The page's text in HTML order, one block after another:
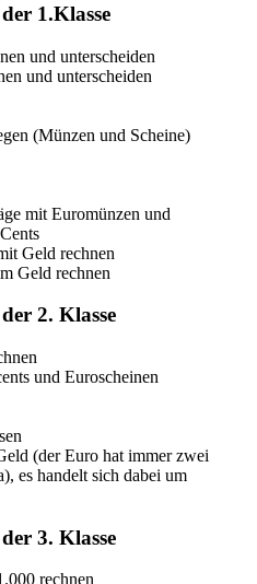
1.Klasse
und unterscheiden
und unterscheiden
(Münzen und Scheine)
mit Euromünzen und
Geld rechnen
Geld rechnen
2. Klasse
und Euroscheinen
(der Euro hat immer zwei
es handelt sich dabei um
3. Klasse
rechnen